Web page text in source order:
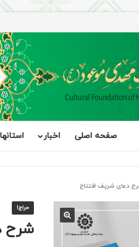
صفحه اصلی اخبار استانها
دعای شریف افتتاح
حراج!
شرح